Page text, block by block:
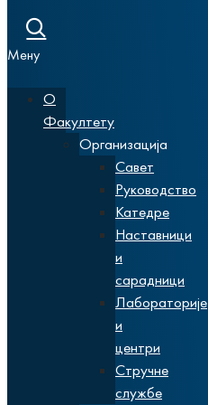
Мену
О
Факултету
Организација
Савет
Руководство
Катедре
Наставници
и
сарадници
Лабораторије
и
центри
Стручне
службе